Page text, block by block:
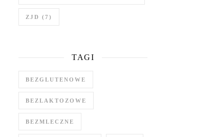
ZJD (7)
TAGI
BEZGLUTENOWE
BEZLAKTOZOWE
BEZMLECZNE